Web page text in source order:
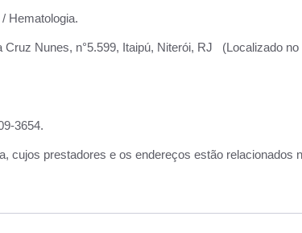
Hematologia.
Cruz Nunes, n°5.599, Itaipú, Niterói, RJ (Localizado
3654.
cujos prestadores e os endereços estão relacionados